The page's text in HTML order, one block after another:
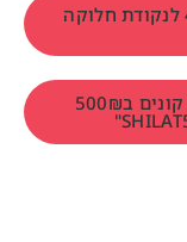
משלוח חינם עד הבית מעל 499₪ לנקודת חלוקה
הטבה שווה במיוחד לזמן מוגבל! קונים ב500₪